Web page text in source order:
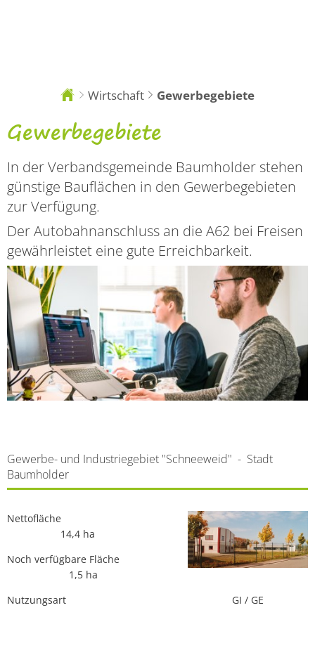
Sie
hier:
Wirtschaft Gewerbegebiete
Gewerbegebiete
Gewerbegebiete
In der Verbandsgemeinde Baumholder stehen
günstige Bauflächen in den Gewerbegebieten
zur Verfügung.
Der Autobahnanschluss an die A62 bei Freisen
gewährleistet eine gute Erreichbarkeit.
Gewerbe- und Industriegebiet "Schneeweid" - Stadt
Baumholder
Nettofläche
14,4 ha
Noch verfügbare Fläche
1,5 ha
Nutzungsart GI / GE